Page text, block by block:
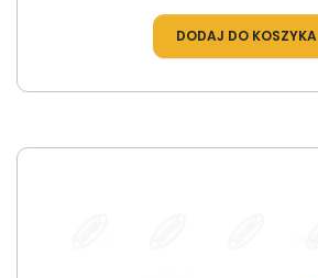
DODAJ DO KOSZYKA